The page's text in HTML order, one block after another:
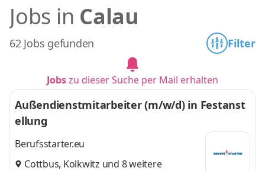
Jobs in Calau
62 Jobs gefunden Filter
Jobszu dieser Suche per Mail erhalten
Außendienstmitarbeiter (m/w/d) in Festanst
ellung
Berufsstarter.eu
Cottbus, Kolkwitz und 8 weitere